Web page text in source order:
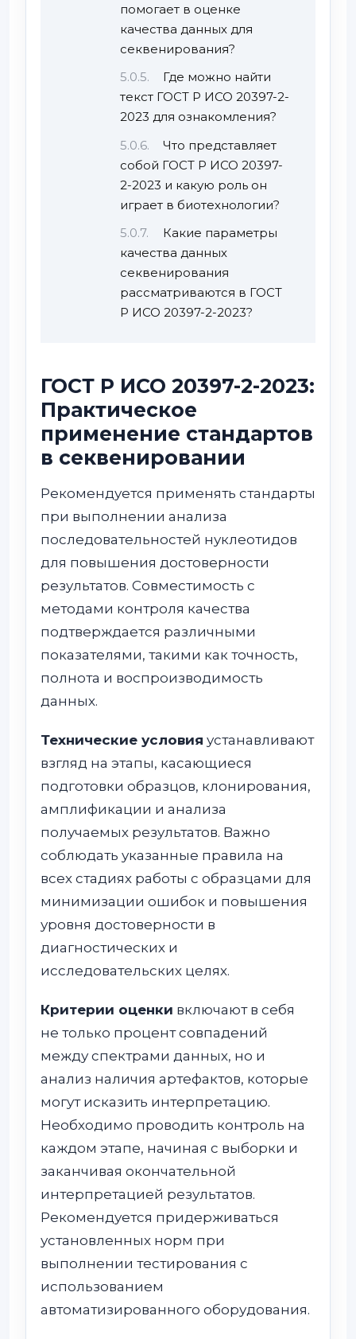
помогает в оценке
качества данных для
секвенирования?
Где можно найти
текст ГОСТ Р ИСО 20397-2-
2023 для ознакомления?
Что представляет
собой ГОСТ Р ИСО 20397-
2-2023 и какую роль он
играет в биотехнологии?
Какие параметры
качества данных
секвенирования
рассматриваются в ГОСТ
Р ИСО 20397-2-2023?
ГОСТ Р ИСО 20397-2-2023:
Практическое
применение стандартов
в секвенировании
Рекомендуется применять стандарты
при выполнении анализа
последовательностей нуклеотидов
для повышения достоверности
результатов. Совместимость с
методами контроля качества
подтверждается различными
показателями, такими как точность,
полнота и воспроизводимость
данных.
Технические условия устанавливают
взгляд на этапы, касающиеся
подготовки образцов, клонирования,
амплификации и анализа
получаемых результатов. Важно
соблюдать указанные правила на
всех стадиях работы с образцами для
минимизации ошибок и повышения
уровня достоверности в
диагностических и
исследовательских целях.
Критерии оценки включают в себя
не только процент совпадений
между спектрами данных, но и
анализ наличия артефактов, которые
могут исказить интерпретацию.
Необходимо проводить контроль на
каждом этапе, начиная с выборки и
заканчивая окончательной
интерпретацией результатов.
Рекомендуется придерживаться
установленных норм при
выполнении тестирования с
использованием
автоматизированного оборудования.